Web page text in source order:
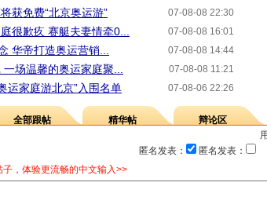
07-08-08 22:30
获免费“北京奥运游”
07-08-08 16:01
很歉疚 赛艇夫妻情牵0...
07-08-08 14:44
华帝打造奥运营销...
07-08-08 11:21
场温馨的奥运家庭聚...
07-08-06 22:26
运家庭游北京”入围名单
全部跟帖 精华帖
辩论区
匿名发表：
匿名发表：
，体验更流畅的中文输入>>